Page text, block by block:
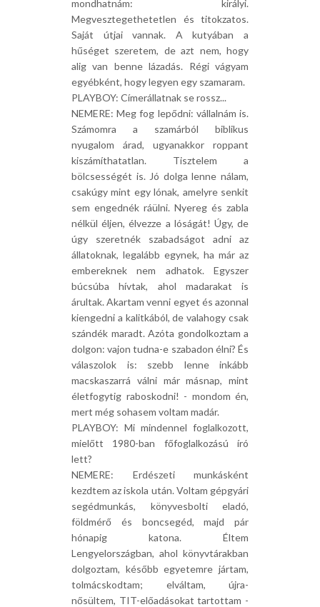
mondhatnám: királyi.
Megvesztegethetetlen és titokzatos.
Saját útjai vannak. A kutyában a
hűséget szeretem, de azt nem, hogy
alig van benne lázadás. Régi vágyam
egyébként, hogy legyen egy szamaram.
PLAYBOY: Címerállatnak se rossz...
NEMERE: Meg fog lepődni: vállalnám is.
Számomra a szamárból biblikus
nyugalom árad, ugyanakkor roppant
kiszámíthatatlan. Tisztelem a
bölcsességét is. Jó dolga lenne nálam,
csakúgy mint egy lónak, amelyre senkit
sem engednék ráülni. Nyereg és zabla
nélkül éljen, élvezze a lóságát! Úgy, de
úgy szeretnék szabadságot adni az
állatoknak, legalább egynek, ha már az
embereknek nem adhatok. Egyszer
búcsúba hívtak, ahol madarakat is
árultak. Akartam venni egyet és azonnal
kiengedni a kalitkából, de valahogy csak
szándék maradt. Azóta gondolkoztam a
dolgon: vajon tudna-e szabadon élni? És
válaszolok is: szebb lenne inkább
macskaszarrá válni már másnap, mint
életfogytig raboskodni! - mondom én,
mert még sohasem voltam madár.
PLAYBOY: Mi mindennel foglalkozott,
mielőtt 1980-ban főfoglalkozású író
lett?
NEMERE: Erdészeti munkásként
kezdtem az iskola után. Voltam gépgyári
segédmunkás, könyvesbolti eladó,
földmérő és boncsegéd, majd pár
hónapig katona. Éltem
Lengyelországban, ahol könyvtárakban
dolgoztam, később egyetemre jártam,
tolmácskodtam; elváltam, újra-
nősültem, TIT-előadásokat tartottam -